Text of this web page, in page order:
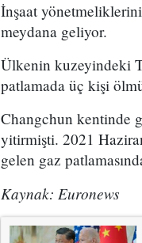
İnşaat
meydana geliyor.
Ülkenin kuzeyindeki
patlamada üç kişi
Changchun kentinde
yitirmişti. 2021
gelen gaz
Kaynak: Euronews